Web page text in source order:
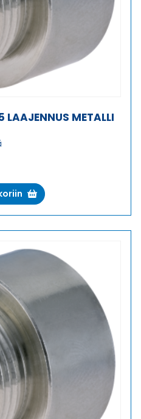
LAAJENNUS METALLI